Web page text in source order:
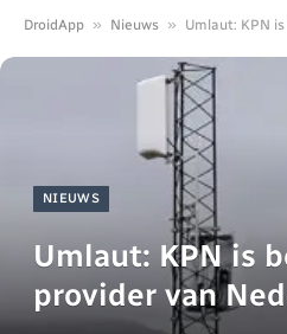
DroidApp » Nieuws » Umlaut: KPN is
NIEUWS
Umlaut: KPN is
provider van